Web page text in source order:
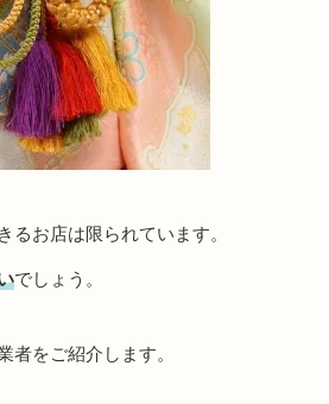
お店は限られています。
でしょう。
をご紹介します。